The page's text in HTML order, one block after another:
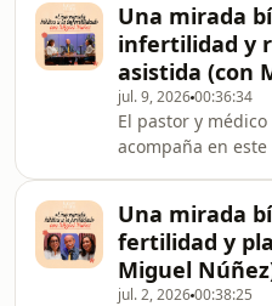
Una mirada
infertilidad y
asistida (con
jul. 9, 202600:36:34
El pastor y
acompaña en
Una mirada
fertilidad y
Miguel
jul. 2, 202600:38:25